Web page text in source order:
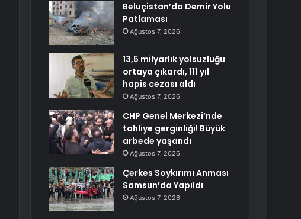
Beluçistan’da Demir Yolu
Patlaması
Ağustos 7, 2026
13,5 milyarlık yolsuzluğu
ortaya çıkardı, 111 yıl
hapis cezası aldı
Ağustos 7, 2026
CHP Genel Merkezi’nde
tahliye gerginliği! Büyük
arbede yaşandı
Ağustos 7, 2026
Çerkes Soykırımı Anması
Samsun’da Yapıldı
Ağustos 7, 2026